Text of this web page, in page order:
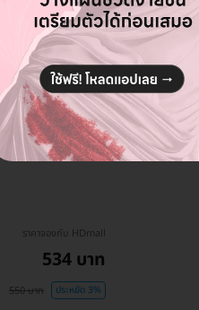
ราคาจองกับ HDmall
1,940 บาท
2,000 บาท ประหยัด 3%
ราคาจองกับ HDmall
534 บาท
550 บาท ประหยัด 3%